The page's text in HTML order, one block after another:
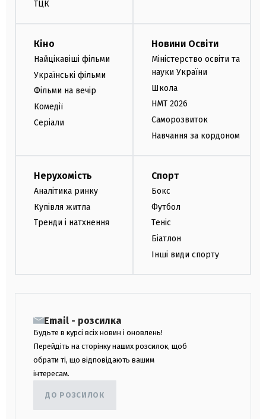
ТЦК
Кіно
Найцікавіші фільми
Українські фільми
Фільми на вечір
Комедії
Серіали
Новини Освіти
Міністерство освіти та
науки України
Школа
НМТ 2026
Саморозвиток
Навчання за кордоном
Нерухомість
Аналітика ринку
Купівля житла
Тренди і натхнення
Спорт
Бокс
Футбол
Теніс
Біатлон
Інші види спорту
Email - розсилка
Будьте в курсі всіх новин і оновлень!
Перейдіть на сторінку наших розсилок, щоб
обрати ті, що відповідають вашим
інтересам.
ДО РОЗСИЛОК